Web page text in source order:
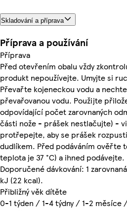
Skladování a příprava
Příprava a používání
Příprava
Před otevřením obalu vždy
produkt nepoužívejte. Umyjte si
Převařte kojeneckou vodu a
převařovanou vodu. Použijte
odpovídající počet zarovnaných
části nože - prášek nestlačujte) -
protřepejte, aby se prášek
dudlíkem. Před podáváním ověřte
teplota je 37 °C) a ihned podávejte.
Doporučené dávkování: 1
kJ (22 kcal).
Přibližný věk dítěte
0-1 týden / 1-4 týdny / 1-2